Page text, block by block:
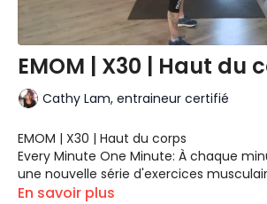
EMOM | X30 | Haut du
Cathy Lam, entraineur certifié
EMOM | X30 | Haut du corps
Every Minute One Minute: À chaque
une nouvelle série d'exercices
corps.
En savoir plus